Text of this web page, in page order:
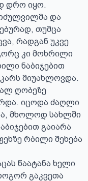
დრო იყო.
და
თუმცა
რადგან უკვე
კი მოხრილი
ნაბიჯებით
მიუახლოვდა.
ღობეზე
იცოდა ძაღლი
მხოლოდ სახლში
გაიარა
რბილი შეხება
წაატანა ხელი
გაკვეთა